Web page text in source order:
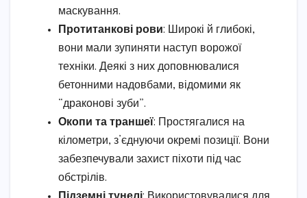
маскування.
Протитанкові рови: Широкі й глибокі,
вони мали зупиняти наступ ворожої
техніки. Деякі з них доповнювалися
бетонними надовбами, відомими як
“драконові зуби”.
Окопи та траншеї: Простягалися на
кілометри, з’єднуючи окремі позиції. Вони
забезпечували захист піхоти під час
обстрілів.